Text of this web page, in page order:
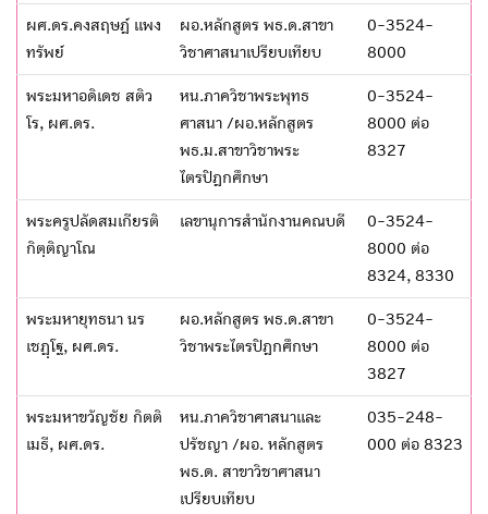
ผศ.ดร.คงสฤษฎ์ แพง
ทรัพย์
ผอ.หลักสูตร พธ.ด.สาขา
วิชาศาสนาเปรียบเทียบ
0-3524-
8000
พระมหาอดิเดช สติว
โร, ผศ.ดร.
หน.ภาควิชาพระพุทธ
ศาสนา /ผอ.หลักสูตร
พธ.ม.สาขาวิชาพระ
ไตรปิฎกศึกษา
0-3524-
8000 ต่อ
8327
พระครูปลัดสมเกียรติ
กิตฺติญาโณ
เลขานุการสำนักงานคณบดี
0-3524-
8000 ต่อ
8324, 8330
พระมหายุทธนา นร
เชฏฺโฐ, ผศ.ดร.
ผอ.หลักสูตร พธ.ด.สาขา
วิชาพระไตรปิฎกศึกษา
0-3524-
8000 ต่อ
3827
พระมหาขวัญชัย กิตติ
เมธี, ผศ.ดร.
หน.ภาควิชาศาสนาและ
ปรัชญา /ผอ. หลักสูตร
พธ.ด. สาขาวิชาศาสนา
เปรียบเทียบ
035-248-
000 ต่อ 8323